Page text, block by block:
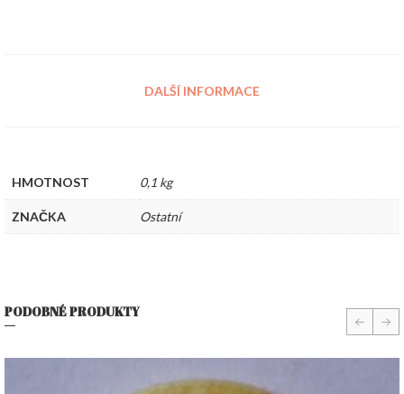
DALŠÍ INFORMACE
HMOTNOST 0,1 kg
ZNAČKA Ostatní
PODOBNÉ PRODUKTY prev